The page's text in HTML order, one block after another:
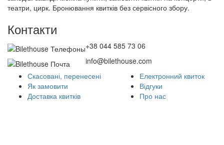
театри, цирк. Бронювання квитків без сервісного збору.
Контакти
+38 044 585 73 06
info@bilethouse.com
Скасовані, перенесені
Як замовити
Доставка квитків
Електронний квиток
Відгуки
Про нас